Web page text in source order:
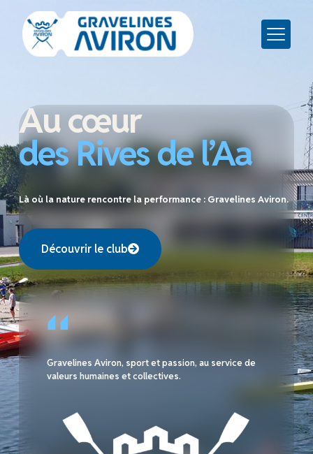
Au cœur
des Rives de l’Aa
Là où la nature rencontre la performance : Gravelines Aviron.
Découvrir le club
Gravelines Aviron, sport et passion, au service de
valeurs humaines et collectives.